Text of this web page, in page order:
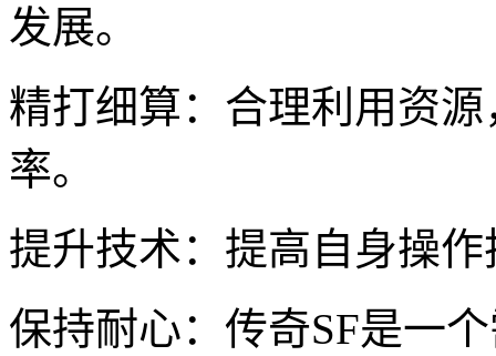
发展。
精打细算：合理利用资
率。
提升技术：提高自身操
保持耐心：传奇SF是一